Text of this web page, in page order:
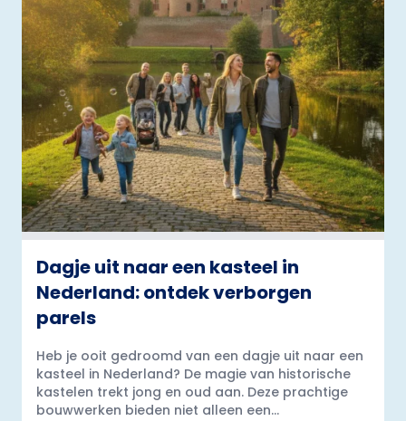
Dagje uit naar een kasteel in
Nederland: ontdek verborgen
parels
Heb je ooit gedroomd van een dagje uit naar een
kasteel in Nederland? De magie van historische
kastelen trekt jong en oud aan. Deze prachtige
bouwwerken bieden niet alleen een...